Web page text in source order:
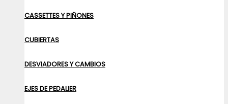
CASSETTES Y PIÑONES
CUBIERTAS
DESVIADORES Y CAMBIOS
EJES DE PEDALIER